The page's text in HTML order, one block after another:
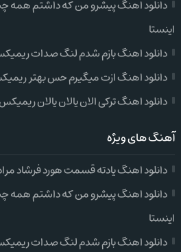
دانلود اهنگ پیشرو من که داشتم همه
اینستا
دانلود اهنگ بازم شدم لنگ صدات
دانلود اهنگ ازت میگیرم حس بهتر
دانلود اهنگ ترکی الان یالان یالان
آهنگ های ویژه
دانلود اهنگ یادته قسمت هورد فرشاد
دانلود اهنگ پیشرو من که داشتم همه
اینستا
دانلود اهنگ بازم شدم لنگ صدات